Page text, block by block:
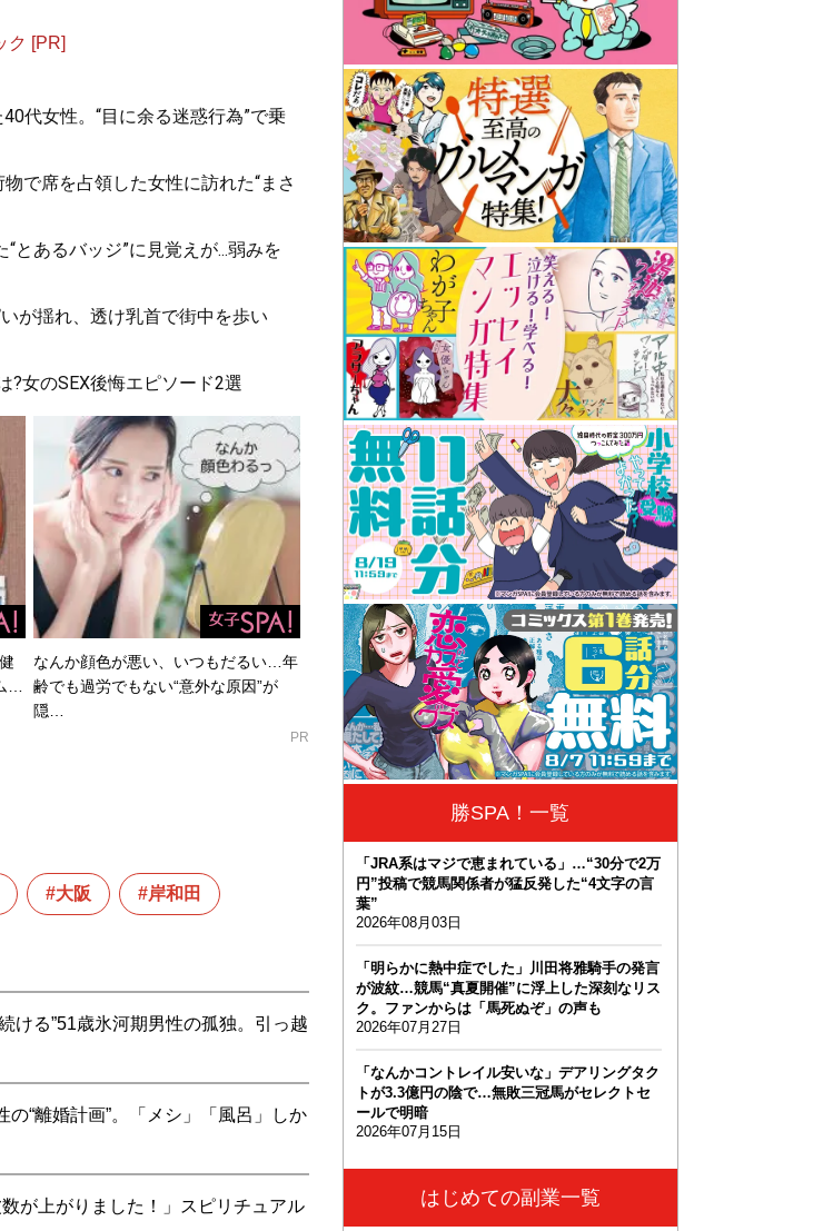
ク [PR]
代女性。“目に余る迷惑行為”で乗
で席を占領した女性に訪れた“まさ
あるバッジ”に見覚えが...弱みを
が揺れ、透け乳首で街中を歩い
?女のSEX後悔エピソード2選
…
なんか顔色が悪い、いつもだるい…年
齢でも過労でもない“意外な原因”が
隠…
PR
大阪 岸和田
ける”51歳氷河期男性の孤独。引っ越
“離婚計画”。「メシ」「風呂」しか
が上がりました！」スピリチュアル
勝SPA！一覧
「JRA系はマジで恵まれている」…“30分で2万
円”投稿で競馬関係者が猛反発した“4文字の言
葉”
2026年08月03日
「明らかに熱中症でした」川田将雅騎手の発言
が波紋…競馬“真夏開催”に浮上した深刻なリス
ク。ファンからは「馬死ぬぞ」の声も
2026年07月27日
「なんかコントレイル安いな」デアリングタク
トが3.3億円の陰で…無敗三冠馬がセレクトセ
ールで明暗
2026年07月15日
はじめての副業一覧